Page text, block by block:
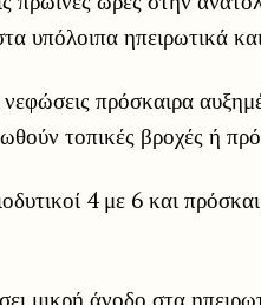
υπόλοιπα ηπειρωτικά
πρόσκαιρα
τοπικές βροχές ή
4 με 6 και
μικρή άνοδο στα